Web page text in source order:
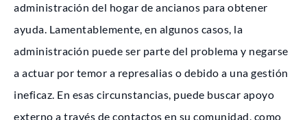
administración del hogar de ancianos para obtener
ayuda. Lamentablemente, en algunos casos, la
administración puede ser parte del problema y negarse
a actuar por temor a represalias o debido a una gestión
ineficaz. En esas circunstancias, puede buscar apoyo
externo a través de contactos en su comunidad, como